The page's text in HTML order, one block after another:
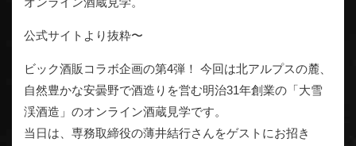
公式サイトより抜粋〜
ビック酒販コラボ企画の第4弾！ 今回は北アルプスの麓、
自然豊かな安曇野で酒造りを営む明治31年創業の「大雪
渓酒造」のオンライン酒蔵見学です。
当日は、専務取締役の薄井結行さんをゲストにお招き